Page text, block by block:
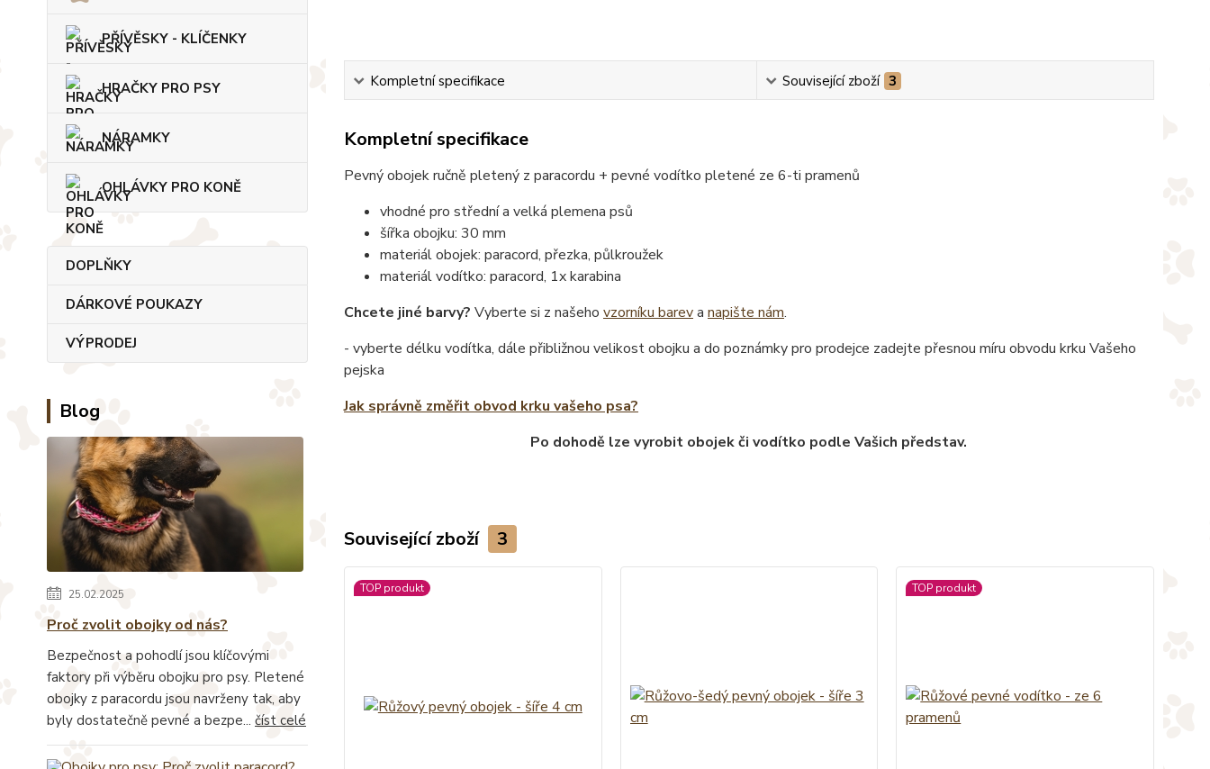
PŘÍVĚSKY - KLÍČENKY
HRAČKY PRO PSY
NÁRAMKY
OHLÁVKY PRO KONĚ
DOPLŇKY
DÁRKOVÉ POUKAZY
VÝPRODEJ
Blog
25.02.2025
Proč zvolit obojky od nás?
Bezpečnost a pohodlí jsou klíčovými
faktory při výběru obojku pro psy. Pletené
obojky z paracordu jsou navrženy tak, aby
byly dostatečně pevné a bezpe... číst celé
Kompletní specifikace Související zboží 3
Kompletní specifikace
Pevný obojek ručně pletený z paracordu + pevné vodítko pletené ze 6-ti pramenů
vhodné pro střední a velká plemena psů
šířka obojku: 30 mm
materiál obojek: paracord, přezka, půlkroužek
materiál vodítko: paracord, 1x karabina
Chcete jiné barvy? Vyberte si z našeho vzorníku bareva napište nám.
- vyberte délku vodítka, dále přibližnou velikost obojku a do poznámky pro prodejce zadejte přesnou míru obvodu krku Vašeho
pejska
Jak správně změřit obvod krku vašeho psa?
Po dohodě lze vyrobit obojek či vodítko podle Vašich představ.
Související zboží 3
TOP produkt TOP produkt